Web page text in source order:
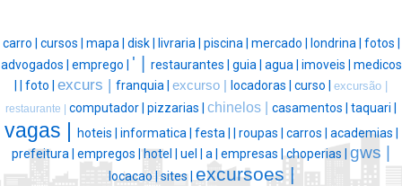
carro | cursos | mapa | disk | livraria | piscina | mercado | londrina | fotos |
advogados | emprego | ' | restaurantes | guia | agua | imoveis | medicos
| | foto | excurs | franquia | excurso | locadoras | curso | excursão |
restaurante | computador | pizzarias | chinelos | casamentos | taquari |
vagas | hoteis | informatica | festa | | roupas | carros | academias |
prefeitura | empregos |hotel | uel | a | empresas |choperias | gws |
locacao |sites | excursoes |